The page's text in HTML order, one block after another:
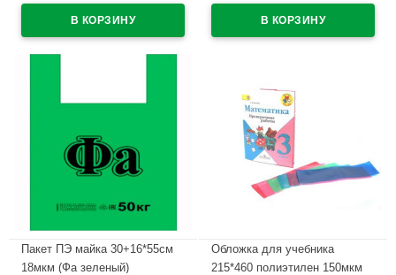
Пакет ПЭ майка 30+16*55см
18мкм (Фа зеленый)
Обложка для учебника
215*460 полиэтилен 150мкм